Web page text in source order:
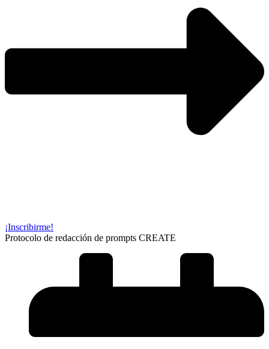
¡Inscribirme!
Protocolo de redacción de prompts CREATE